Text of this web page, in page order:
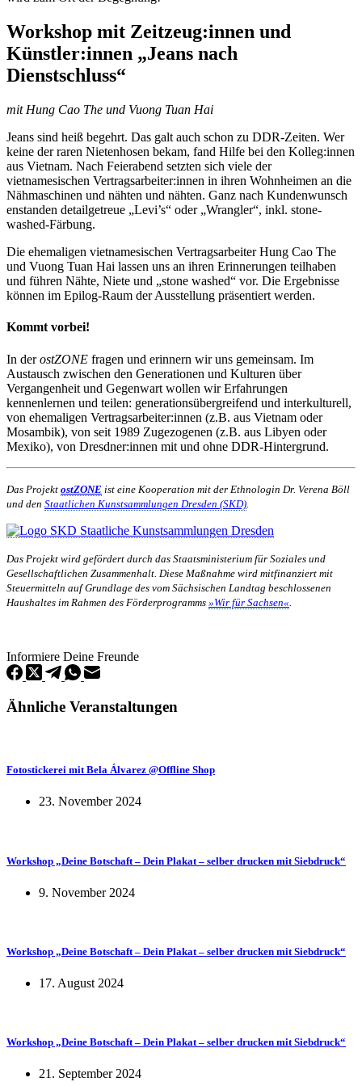
Workshop mit Zeitzeug:innen und
Künstler:innen „Jeans nach
Dienstschluss“
mit Hung Cao The und Vuong Tuan Hai
Jeans sind heiß begehrt. Das galt auch schon zu DDR-Zeiten. Wer
keine der raren Nietenhosen bekam, fand Hilfe bei den Kolleg:innen
aus Vietnam. Nach Feierabend setzten sich viele der
vietnamesischen Vertragsarbeiter:innen in ihren Wohnheimen an die
Nähmaschinen und nähten und nähten. Ganz nach Kundenwunsch
enstanden detailgetreue „Levi’s“ oder „Wrangler“, inkl. stone-
washed-Färbung.
Die ehemaligen vietnamesischen Vertragsarbeiter Hung Cao The
und Vuong Tuan Hai lassen uns an ihren Erinnerungen teilhaben
und führen Nähte, Niete und „stone washed“ vor. Die Ergebnisse
können im Epilog-Raum der Ausstellung präsentiert werden.
Kommt vorbei!
In derostZONE fragen und erinnern wir uns gemeinsam. Im
Austausch zwischen den Generationen und Kulturen über
Vergangenheit und Gegenwart wollen wir Erfahrungen
kennenlernen und teilen: generationsübergreifend und interkulturell,
von ehemaligen Vertragsarbeiter:innen (z.B. aus Vietnam oder
Mosambik), von seit 1989 Zugezogenen (z.B. aus Libyen oder
Mexiko), von Dresdner:innen mit und ohne DDR-Hintergrund.
Das Projekt ostZONE ist eine Kooperation mit der Ethnologin Dr. Verena Böll
und den Staatlichen Kunstsammlungen Dresden (SKD)
Das Projekt wird gefördert durch das Staatsministerium für Soziales und
Gesellschaftlichen Zusammenhalt. Diese Maßnahme wird mitfinanziert mit
Steuermitteln auf Grundlage des vom Sächsischen Landtag beschlossenen
Haushaltes im Rahmen des Förderprogramms »Wir für Sachsen«
Informiere Deine Freunde
Ähnliche Veranstaltungen
Fotostickerei mit Bela Álvarez @Offline Shop
23. November 2024
Workshop „Deine Botschaft – Dein Plakat – selber drucken mit Siebdruck“
9. November 2024
Workshop „Deine Botschaft – Dein Plakat – selber drucken mit Siebdruck“
17. August 2024
Workshop „Deine Botschaft – Dein Plakat – selber drucken mit Siebdruck“
21. September 2024